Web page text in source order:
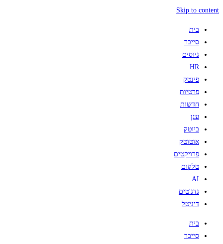
Skip to content
בית
סייבר
גיוסים
HR
פינטק
פרטיות
חדשות
ענן
ביוטק
אוטוטק
פרויקטים
טלקום
AI
גדג'טים
דיגיטל
בית
סייבר